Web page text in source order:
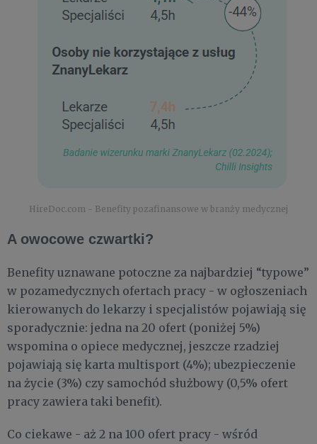
HireDoc.com - Benefity pozafinansowe w branży medycznej
A owocowe czwartki?
Benefity uznawane potoczne za najbardziej “typowe”
w pozamedycznych ofertach pracy - w ogłoszeniach
kierowanych do lekarzy i specjalistów pojawiają się
sporadycznie: jedna na 20 ofert (poniżej 5%)
wspomina o opiece medycznej, jeszcze rzadziej
pojawiają się karta multisport (4%); ubezpieczenie
na życie (3%) czy samochód służbowy (0,5% ofert
pracy zawiera taki benefit).
Co ciekawe - aż 2 na 100 ofert pracy - wśród